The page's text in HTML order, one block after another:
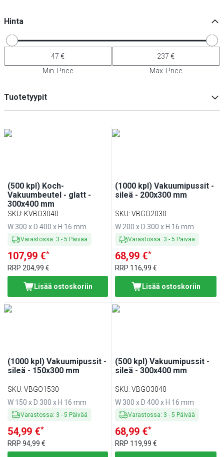
Hinta
Min. Price Max. Price
Tuotetyypit
13)
(500 kpl) Koch-
Vakuumbeutel - glatt -
300x400 mm
SKU: KVBO3040
W 300 x D 400 x H 16 mm
Varastossa: 3 - 5 Päivää
107,99 €*
RRP 204,99 €
Lisää ostoskoriin
(1000 kpl) Vakuumipussit -
sileä - 200x300 mm
SKU:VBGO2030
W 200 x D 300 x H 16 mm
Varastossa: 3 -5 Päivää
68,99 €*
RRP 116,99 €
Lisää ostoskoriin
(1000 kpl) Vakuumipussit -
sileä - 150x300 mm
SKU: VBGO1530
W 150 x D 300 x H 16 mm
Varastossa: 3 - 5 Päivää
54,99 €*
RRP 94,99 €
(500 kpl) Vakuumipussit -
sileä - 300x400 mm
SKU:VBGO3040
W 300 x D 400 x H 16 mm
Varastossa: 3 -5 Päivää
68,99 €*
RRP 119,99 €